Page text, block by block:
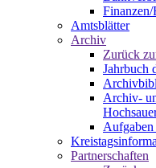
Amtsblätter
Archiv
Zurück
Jahrbuch
Archiv-
Partnerschaften